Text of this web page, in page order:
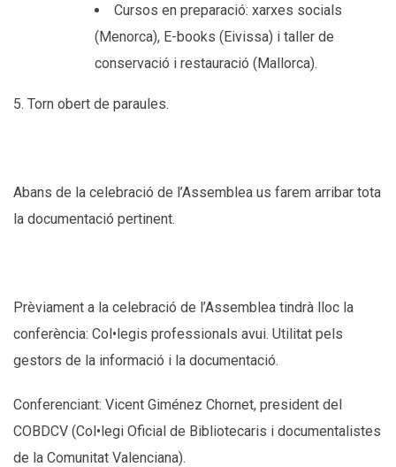
Cursos en preparació: xarxes socials
(Menorca), E-books (Eivissa) i taller de
conservació i restauració (Mallorca).
5. Torn obert de paraules.
Abans de la celebració de l’Assemblea us farem arribar tota
la documentació pertinent.
Prèviament a la celebració de l’Assemblea tindrà lloc la
conferència: Col•legis professionals avui. Utilitat pels
gestors de la informació i la documentació.
Conferenciant: Vicent Giménez Chornet, president del
COBDCV (Col•legi Oficial de Bibliotecaris i documentalistes
de la Comunitat Valenciana).